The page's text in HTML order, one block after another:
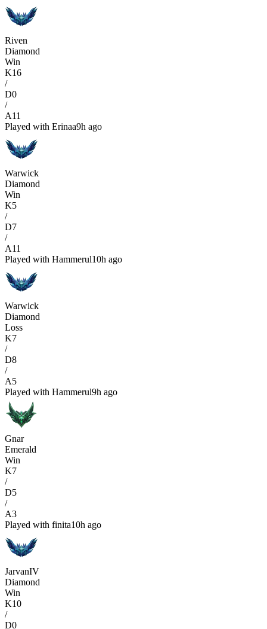
Riven
Diamond
Win
K16
/
D0
/
A11
Played with Erinaa9h ago
Warwick
Diamond
Win
K5
/
D7
/
A11
Played with Hammerul10h ago
Warwick
Diamond
Loss
K7
/
D8
/
A5
Played with Hammerul9h ago
Gnar
Emerald
Win
K7
/
D5
/
A3
Played with finita10h ago
JarvanIV
Diamond
Win
K10
/
D0